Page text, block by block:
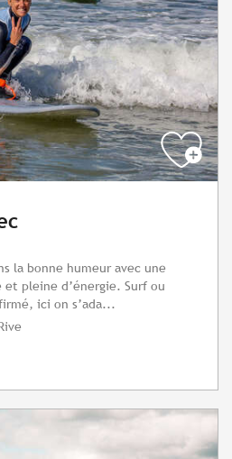
la bonne humeur avec une
pleine d’énergie. Surf ou
ici on s’ada...